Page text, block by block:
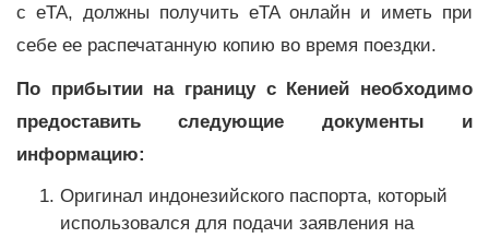
с eTA, должны получить eTA онлайн и иметь при
себе ее распечатанную копию во время поездки.
По прибытии на границу с Кенией необходимо
предоставить следующие документы и
информацию:
Оригинал индонезийского паспорта, который
использовался для подачи заявления на